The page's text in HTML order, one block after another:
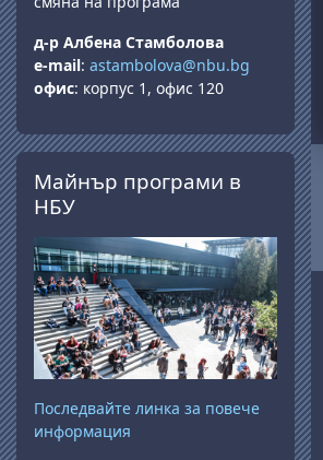
д-р Албена Стамболова
e-mail: astambolova@nbu.bg
офис: корпус 1, офис 120
Skip Майнър програми в НБУ
Майнър програми в
НБУ
Последвайте линка за повече
информация